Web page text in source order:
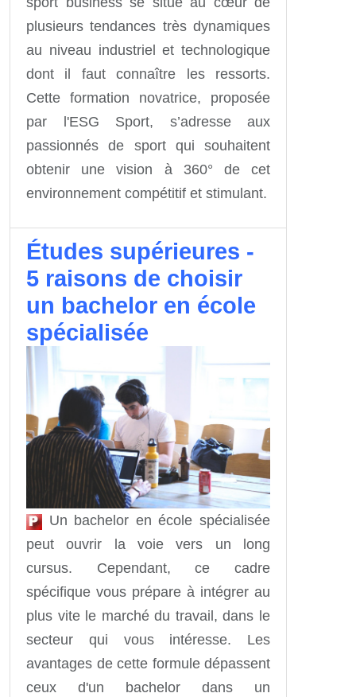
plusieurs tendances très dynamiques
au niveau industriel et technologique
dont il faut connaître les ressorts.
Cette formation novatrice, proposée
par l'ESG Sport, s’adresse aux
passionnés de sport qui souhaitent
obtenir une vision à 360° de cet
environnement compétitif et stimulant.
Études supérieures -
5 raisons de choisir
un bachelor en école
spécialisée
Un bachelor en école spécialisée
peut ouvrir la voie vers un long
cursus. Cependant, ce cadre
spécifique vous prépare à intégrer au
plus vite le marché du travail, dans le
secteur qui vous intéresse. Les
avantages de cette formule dépassent
ceux d'un bachelor dans un